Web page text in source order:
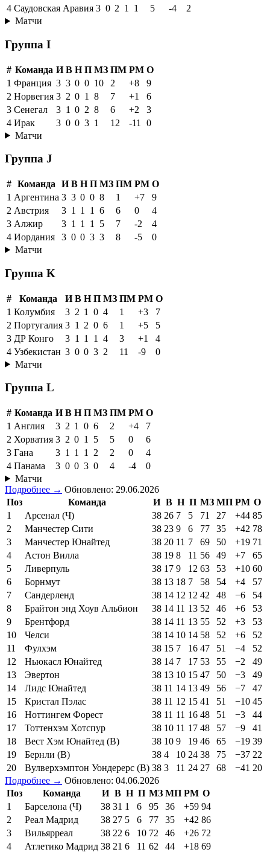
4 Саудовская Аравия 3 0 2 1 1 5 -4
2
Матчи
Группа I
# Команда И В Н П МЗ ПМ РМ О
1 Франция 3 3 0 0 10 2 +8
9
2 Норвегия 3 2 0 1 8 7 +1
6
3 Сенегал 3 1 0 2 8 6 +2
3
4 Ирак 3 0 0 3 1 12 -11
0
Матчи
Группа J
# Команда И В Н П МЗ ПМ РМ О
1 Аргентина 3 3 0 0 8 1 +7
9
2 Австрия 3 1 1 1 6 6 0
4
3 Алжир 3 1 1 1 5 7 -2
4
4 Иордания 3 0 0 3 3 8 -5
0
Матчи
Группа K
# Команда И В Н П МЗ ПМ РМ О
1 Колумбия 3 2 1 0 4 1 +3
7
2 Португалия 3 1 2 0 6 1 +5
5
3 ДР Конго 3 1 1 1 4 3 +1
4
4 Узбекистан 3 0 0 3 2 11 -9
0
Матчи
Группа L
# Команда И В Н П МЗ ПМ РМ О
1 Англия 3 2 1 0 6 2 +4
7
2 Хорватия 3 2 0 1 5 5 0
6
3 Гана 3 1 1 1 2 2 0
4
4 Панама 3 0 0 3 0 4 -4
0
Матчи
Подробнее → Обновлено: 29.06.2026
Поз
Команда И В Н П МЗ МП РМ О
1
Арсенал (Ч) 38 26 7 5 71 27 +44 85
2
Манчестер Сити 38 23 9 6 77 35 +42 78
3
Манчестер Юнайтед 38 20 11 7 69 50 +19 71
4
Астон Вилла 38 19 8 11 56 49 +7
65
5
Ливерпуль 38 17 9 12 63 53 +10 60
6
Борнмут 38 13 18 7 58 54 +4
57
7
Сандерленд 38 14 12 12 42 48 −6
54
8
Брайтон энд Хоув Альбион 38 14 11 13 52 46 +6
53
9
Брентфорд 38 14 11 13 55 52 +3
53
10
Челси 38 14 10 14 58 52 +6
52
11
Фулхэм 38 15 7 16 47 51 −4
52
12
Ньюкасл Юнайтед 38 14 7 17 53 55 −2
49
13
Эвертон 38 13 10 15 47 50 −3
49
14
Лидс Юнайтед 38 11 14 13 49 56 −7
47
15
Кристал Пэлас 38 11 12 15 41 51 −10 45
16
Ноттингем Форест 38 11 11 16 48 51 −3
44
17
Тоттенхэм Хотспур 38 10 11 17 48 57 −9
41
18
Вест Хэм Юнайтед (В) 38 10 9 19 46 65 −19 39
19
Бернли (В) 38 4 10 24 38 75 −37 22
20
Вулверхэмптон Уондерерс (В) 38 3 11 24 27 68 −41 20
Подробнее → Обновлено: 04.06.2026
Поз
Команда И В Н П МЗ МП РМ О
1
Барселона (Ч) 38 31 1 6 95 36 +59 94
2
Реал Мадрид 38 27 5 6 77 35 +42 86
3
Вильярреал 38 22 6 10 72 46 +26 72
4
Атлетико Мадрид 38 21 6 11 62 44 +18 69